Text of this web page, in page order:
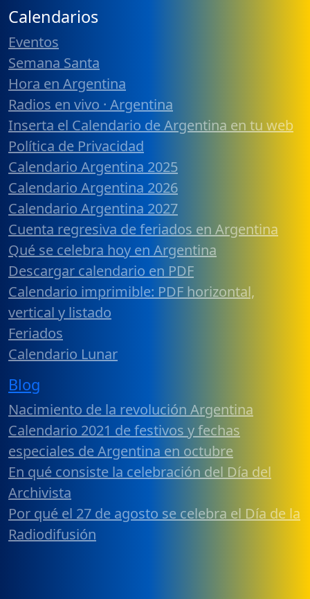
Calendarios
Eventos
Semana Santa
Hora en Argentina
Radios en vivo · Argentina
Inserta el Calendario de Argentina en tu web
Política de Privacidad
Calendario Argentina 2025
Calendario Argentina 2026
Calendario Argentina 2027
Cuenta regresiva de feriados en Argentina
Qué se celebra hoy en Argentina
Descargar calendario en PDF
Calendario imprimible: PDF horizontal,
vertical y listado
Feriados
Calendario Lunar
Blog
Nacimiento de la revolución Argentina
Calendario 2021 de festivos y fechas
especiales de Argentina en octubre
En qué consiste la celebración del Día del
Archivista
Por qué el 27 de agosto se celebra el Día de la
Radiodifusión